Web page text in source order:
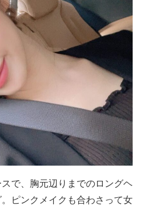
で、胸元辺りまでのロングヘ
ピンクメイクも合わさって女